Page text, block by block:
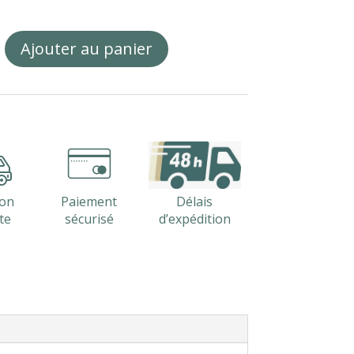
Ajouter au panier
Paiement
sécurisé
Délais
d’expédition